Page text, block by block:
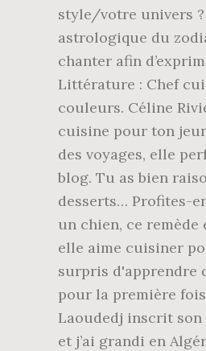
style/votre univers ?
astrologique du
chanter afin
Littérature : Chef
couleurs. Céline
cuisine pour ton
des voyages, elle
blog. Tu as bien
desserts… Profites-
un chien, ce remède
elle aime cuisiner
surpris d'apprendre
pour la première
Laoudedj inscrit son
et j’ai grandi en